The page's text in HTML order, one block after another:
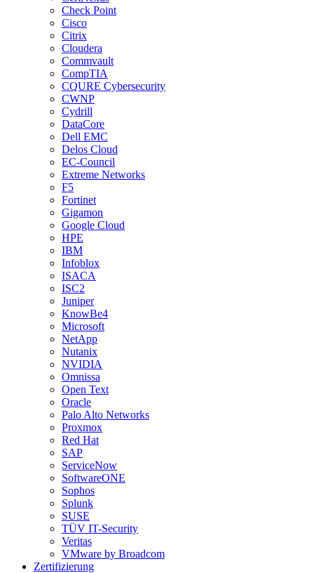
Check Point
Cisco
Citrix
Cloudera
Commvault
CompTIA
CQURE Cybersecurity
CWNP
Cydrill
DataCore
Dell EMC
Delos Cloud
EC-Council
Extreme Networks
F5
Fortinet
Gigamon
Google Cloud
HPE
IBM
Infoblox
ISACA
ISC2
Juniper
KnowBe4
Microsoft
NetApp
Nutanix
NVIDIA
Omnissa
Open Text
Oracle
Palo Alto Networks
Proxmox
Red Hat
SAP
ServiceNow
SoftwareONE
Sophos
Splunk
SUSE
TÜV IT-Security
Veritas
VMware by Broadcom
Zertifizierung